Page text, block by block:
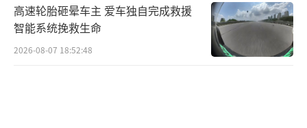
高速轮胎砸晕车主 爱车独自完成救援
智能系统挽救生命
2026-08-07 18:52:48